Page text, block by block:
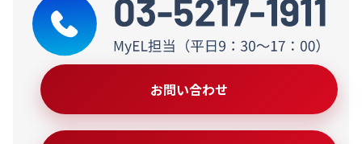
お問い合わせ